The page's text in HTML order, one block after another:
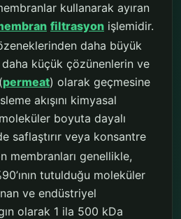
kullanarak ayıran
filtrasyon işlemidir.
daha büyük
daha küçük çözünenlerin ve
permeat) olarak geçmesine
akışını kimyasal
boyuta dayalı
saflaştırır veya konsantre
membranları genellikle,
tutulduğu moleküler
ve endüstriyel
olarak 1 ila 500 kDa